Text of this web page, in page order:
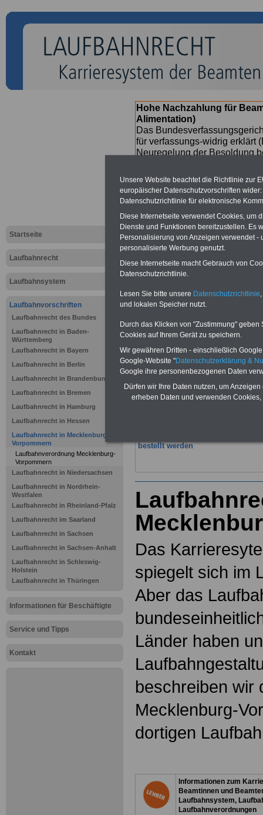
Startseite
Laufbahnrecht
Laufbahnsystem
Laufbahnvorschriften
Laufbahnrecht des Bundes
Laufbahnrecht in Baden-
Württemberg
Laufbahnrecht in Bayern
Laufbahnrecht in Berlin
Laufbahnrecht in Brandenburg
Laufbahnrecht in Bremen
Laufbahnrecht in Hamburg
Laufbahnrecht in Hessen
Laufbahnrecht in Mecklenburg-
Vorpommern
Laufbahnverordnung Mecklenburg-
Vorpommern
Laufbahnrecht in Niedersachsen
Laufbahnrecht in Nordrhein-
Westfalen
Laufbahnrecht in Rheinland-Pfalz
Laufbahnrecht im Saarland
Laufbahnrecht in Sachsen
Laufbahnrecht in Sachsen-Anhalt
Laufbahnrecht in Schleswig-
Holstein
Laufbahnrecht in Thüringen
Informationen für Beschäftigte
Service und Tipps
Kontakt
Hohe Nachzahlung für
Alimentation)
Das
für verfassungs-widrig erklärt
Neuregelung der Besoldung
Nachzahlungen
Beamte zwischen
mind.
SERVICE gibt hierzu eine
wird - im II. Quartal.2026 >>>
BEHÖRDEN-ABO mit drei
nur 22,50 Euro: Wissenswertesfür
Beamtinnen und Beamte,Be-
amtenversorgung(Bund/Länder)
sowieBeihilferechtin Bund und
Ländern. Alle drei Bücher sind
übersichtlich gegliedert und erläutern
auch komplizierte Sachverhalte
verständlich (das wichtige und
bestellt werden
Das
spiegelt sich im
Aber das
Länder haben
beschreiben wir
Mecklenburg-
dortigen
Informationen zum
Beamtinnen und
Laufbahnsystem,
Laufbahnverordnungen
Unsere Website beachtet die Richtlinie zur
europäischer Datenschutzvorschriften
Datenschutzrichtlinie für elektronische
Diese Internetseite verwendet Cookies, um
Dienste und Funktionen bereitzustellen. Es
Personalisierung von Anzeigen verwendet
personalisierte Werbung genutzt.
Diese Internetseite macht Gebrauch von
Datenschutzrichtlinie.
Lesen Sie bitte unsere Datenschutzrichtlinie
und lokalen Speicher nutzt.
Durch das Klicken von "Zustimmung"
Cookies auf Ihrem Gerät zu speichern.
Wir gewähren Dritten - einschließlich
Google-Website "Datenschutzerklärung &
Google ihre personenbezogenen Daten
Dürfen wir Ihre Daten nutzen, um
erheben Daten und verwenden